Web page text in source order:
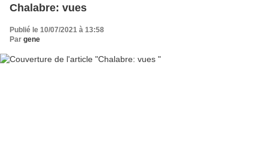
Chalabre: vues
Publié le 10/07/2021 à 13:58
Par gene